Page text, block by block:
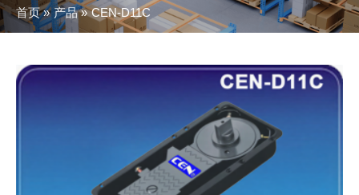
首页 产品 CEN-D11C